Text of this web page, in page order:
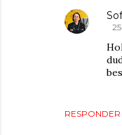
RESPONDER